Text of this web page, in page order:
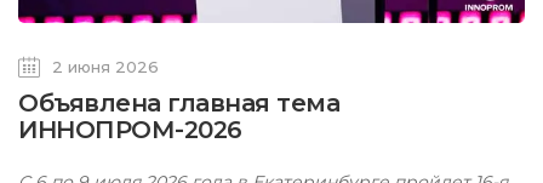
2 июня 2026
Объявлена главная тема
ИННОПРОМ-2026